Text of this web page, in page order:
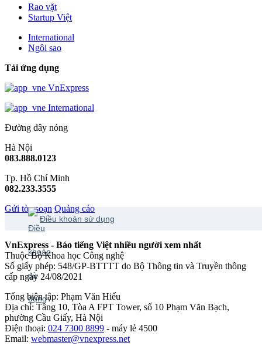
Rao vặt
Startup Việt
International
Ngôi sao
Tải ứng dụng
VnExpress
International
Đường dây nóng
Hà Nội
083.888.0123
Tp. Hồ Chí Minh
082.233.3555
Gửi tòa soạn Quảng cáo
Điều khoản sử dụng
VnExpress - Báo tiếng Việt nhiều người xem nhất
Thuộc Bộ Khoa học Công nghệ
Số giấy phép: 548/GP-BTTTT do Bộ Thông tin và Truyền thông
cấp ngày 24/08/2021
Tổng biên tập: Phạm Văn Hiếu
Địa chỉ: Tầng 10, Tòa A FPT Tower, số 10 Phạm Văn Bạch,
phường Cầu Giấy, Hà Nội
Điện thoại: 024 7300 8899 - máy lẻ 4500
Email: webmaster@vnexpress.net